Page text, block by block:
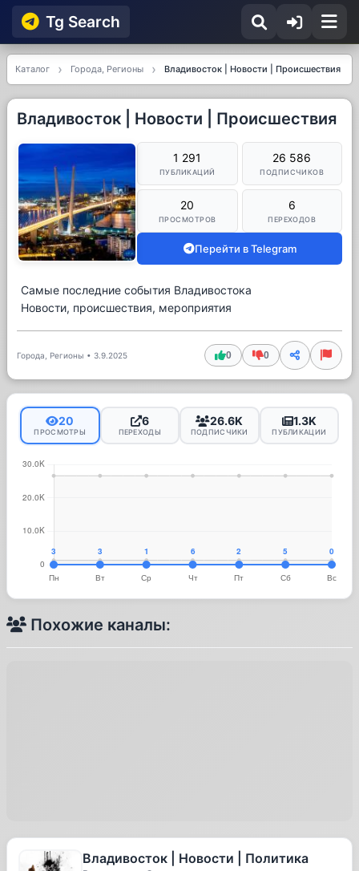
Tg Searсh
Каталог Города, Регионы Владивосток | Новости | Происшествия
Владивосток | Новости | Происшествия
1 291
ПУБЛИКАЦИЙ
26 586
ПОДПИСЧИКОВ
20
ПРОСМОТРОВ
6
ПЕРЕХОДОВ
Перейти в Telegram
Самые последние события Владивостока
Новости, происшествия, мероприятия
Города, Регионы • 3.9.2025 0 0
20
ПРОСМОТРЫ
6
ПЕРЕХОДЫ
26.6K
ПОДПИСЧИКИ
1.3K
ПУБЛИКАЦИИ
Похожие каналы:
Владивосток | Новости | Политика